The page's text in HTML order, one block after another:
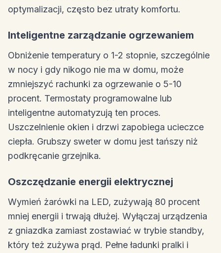
optymalizacji, często bez utraty komfortu.
Inteligentne zarządzanie ogrzewaniem
Obniżenie temperatury o 1-2 stopnie, szczególnie
w nocy i gdy nikogo nie ma w domu, może
zmniejszyć rachunki za ogrzewanie o 5-10
procent. Termostaty programowalne lub
inteligentne automatyzują ten proces.
Uszczelnienie okien i drzwi zapobiega ucieczce
ciepła. Grubszy sweter w domu jest tańszy niż
podkręcanie grzejnika.
Oszczędzanie energii elektrycznej
Wymień żarówki na LED, zużywają 80 procent
mniej energii i trwają dłużej. Wyłączaj urządzenia
z gniazdka zamiast zostawiać w trybie standby,
który też zużywa prąd. Pełne ładunki pralki i